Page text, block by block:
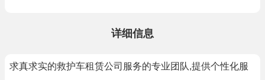
详细信息
求真求实的救护车租赁公司服务的专业团队,提供个性化服